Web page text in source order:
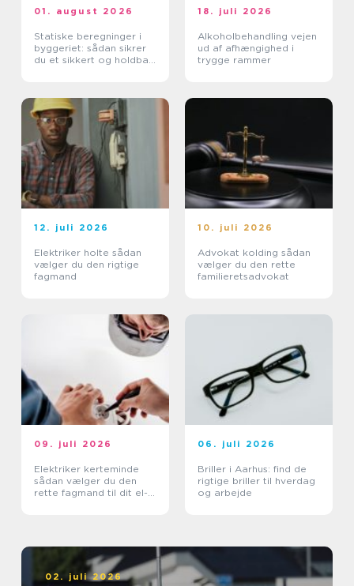
01. august 2026
Statiske beregninger i
byggeriet: sådan sikrer
du et sikkert og holdbart
18. juli 2026
Alkoholbehandling vejen
ud af afhængighed i
trygge rammer
12. juli 2026
Elektriker holte sådan
vælger du den rigtige
fagmand
10. juli 2026
Advokat kolding sådan
vælger du den rette
familieretsadvokat
09. juli 2026
Elektriker kerteminde
sådan vælger du den
rette fagmand til dit el-
06. juli 2026
Briller i Aarhus: find de
rigtige briller til hverdag
og arbejde
02. juli 2026